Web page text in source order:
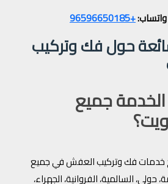
+96596650185
حول فك وتركيب
جميع
خدمات فك وتركيب العفش في جميع
السالمية، الفروانية، الجهراء،